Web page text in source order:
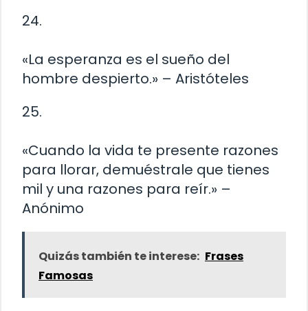
24.
«La esperanza es el sueño del
hombre despierto.» – Aristóteles
25.
«Cuando la vida te presente razones
para llorar, demuéstrale que tienes
mil y una razones para reír.» –
Anónimo
Quizás también te interese: Frases
Famosas